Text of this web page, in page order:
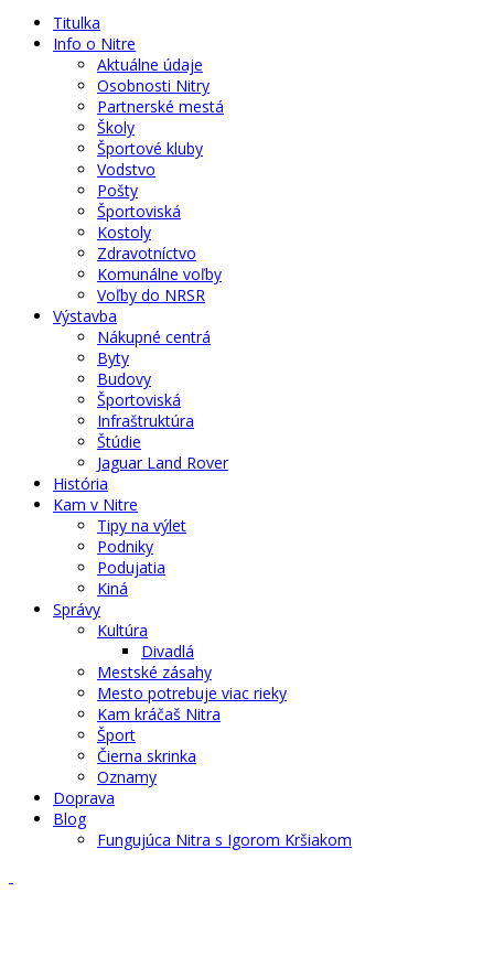
Titulka
Info o Nitre
Aktuálne údaje
Osobnosti Nitry
Partnerské mestá
Školy
Športové kluby
Vodstvo
Pošty
Športoviská
Kostoly
Zdravotníctvo
Komunálne voľby
Voľby do NRSR
Výstavba
Nákupné centrá
Byty
Budovy
Športoviská
Infraštruktúra
Štúdie
Jaguar Land Rover
História
Kam v Nitre
Tipy na výlet
Podniky
Podujatia
Kiná
Správy
Kultúra
Divadlá
Mestské zásahy
Mesto potrebuje viac rieky
Kam kráčaš Nitra
Šport
Čierna skrinka
Oznamy
Doprava
Blog
Fungujúca Nitra s Igorom Kršiakom